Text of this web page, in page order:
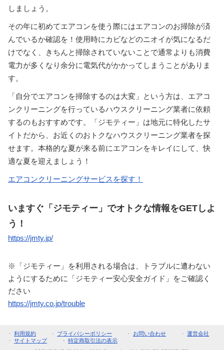
しましょう。
その年に初めてエアコンを使う際にはエアコンのお掃除が済
んでいるか確認を！使用時にカビなどのニオイが気になるだ
けでなく、きちんと掃除されていないことで通常よりも消費
電力が多くなり余分に電気代がかかってしまうことがありま
す。
「自分でエアコンを掃除するのは大変」という方は、エアコ
ンクリーニングを行っているハウスクリーニング業者に依頼
するのもおすすめです。「ジモティー」は地元に特化したサ
イトだから、お近くのおトクなハウスクリーニング業者を探
せます。本格的な夏が来る前にエアコンをキレイにして、快
適な夏を迎えましょう！
エアコンクリーニングサービスを探す！
いますぐ「ジモティー」でオトクな情報をGETしよ
う！
https://jmty.jp/
※「ジモティー」を利用される場合は、トラブルに遭わない
ようにするために「ジモティー安心安全ガイド」をご確認く
ださい
https://jmty.co.jp/trouble
・ 利用規約 ・ プライバシーポリシー ・ お問い合わせ ・ 運営会社
・ サイトマップ ・ 特定商取引法の表示